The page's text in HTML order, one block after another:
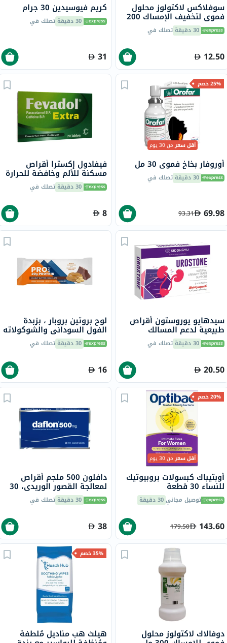
سوفلاكس لاكتولوز محلول
فموي لتخفيف الإمساك 200
مل 30 دقيقة تصلك في
12.50
كريم فيوسيدين 30 جرام
30 دقيقة تصلك في
31
25% خصم
أقل سعرمن 30 يوم
أوروفار بخاخ فموي 30 مل
30 دقيقة تصلك في
69.98
93.31
فيفادول إكسترا أقراص
مسكنة للألم وخافضة للحرارة
20 قرص 30 دقيقة تصلك في
8
سيدهايو يوروستون أقراص
طبيعية لدعم المسالك
البولية، حزمة من 30
30 دقيقة تصلك في
20.50
لوح بروتين بروبار ، بزبدة
الفول السوداني والشوكولاته
70 جرام 30 دقيقة تصلك في
16
20% خصم
أقل سعرمن 30 يوم
أوبتيباك كبسولات بروبيوتيك
للنساء 30 قطعة
توصيل مجاني30 دقيقة
143.60
179.50
دافلون 500 ملجم أقراص
لمعالجة القصور الوريدي، 30
قطعة 30 دقيقة تصلك في
38
دوفالاك لاكتولوز محلول
35% خصم
هيلث هب مناديل مُلطفة